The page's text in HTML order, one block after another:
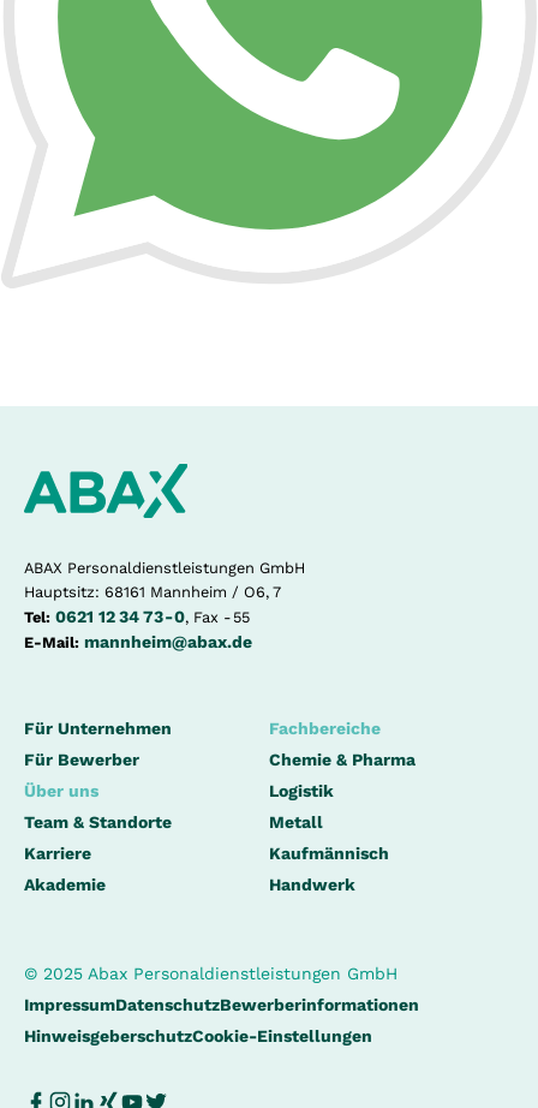
ABAX Personaldienstleistungen GmbH
Hauptsitz: 68161 Mannheim / O6, 7
Tel: 0621 12 34 73 - 0, Fax - 55
E-Mail: mannheim@abax.de
Für Unternehmen
Für Bewerber
Über uns
Team & Standorte
Karriere
Akademie
Fachbereiche
Chemie & Pharma
Logistik
Metall
Kaufmännisch
Handwerk
© 2025 Abax Personaldienstleistungen GmbH
ImpressumDatenschutzBewerberinformationen
HinweisgeberschutzCookie-Einstellungen